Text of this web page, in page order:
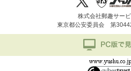
株式会社郵趣サー
東京都公安委員会 第